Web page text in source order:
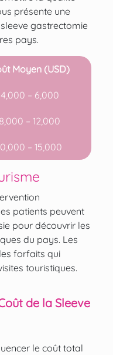
présente une
gastrectomie
pays.
Moyen (USD)
4,000 – 6,000
8,000 – 12,000
– 15,000
patients peuvent
pour découvrir les
du pays. Les
forfaits qui
touristiques.
de la Sleeve
le coût total